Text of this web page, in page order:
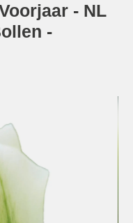
- NL
-